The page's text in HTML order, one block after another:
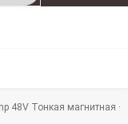
48V Тонкая магнитная